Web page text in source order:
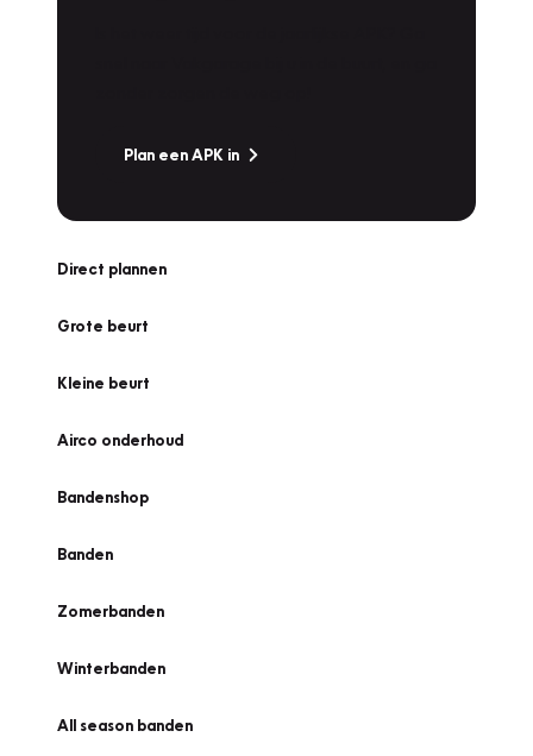
Plan een APK in
Direct plannen
Grote beurt
Kleine beurt
Airco onderhoud
Bandenshop
Banden
Zomerbanden
Winterbanden
All season banden